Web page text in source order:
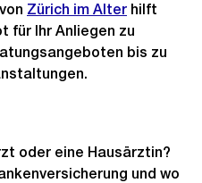
Zürich im Alter hilft
für Ihr Anliegen zu
bis zu
oder eine Hausärztin?
und wo